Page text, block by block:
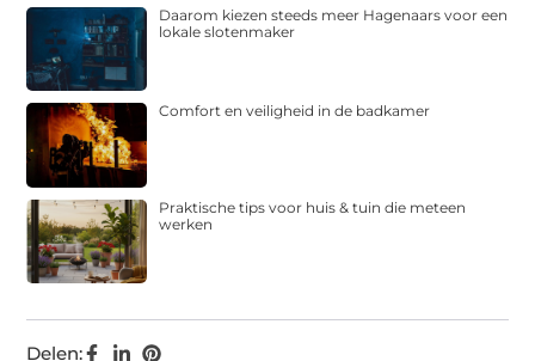
Delen:
Daarom kiezen steeds meer Hagenaars voor een
lokale slotenmaker
Comfort en veiligheid in de badkamer
Praktische tips voor huis & tuin die meteen
werken